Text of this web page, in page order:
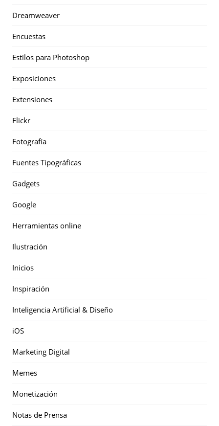
Dreamweaver
Encuestas
Estilos para Photoshop
Exposiciones
Extensiones
Flickr
Fotografía
Fuentes Tipográficas
Gadgets
Google
Herramientas online
Ilustración
Inicios
Inspiración
Inteligencia Artificial & Diseño
iOS
Marketing Digital
Memes
Monetización
Notas de Prensa